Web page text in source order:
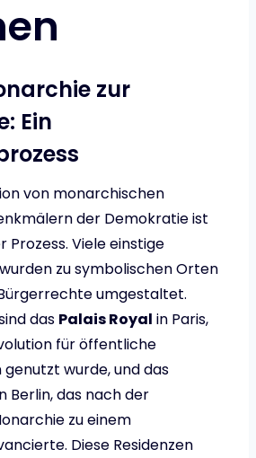
zur
Ein
von monarchischen
der Demokratie ist
Prozess. Viele einstige
zu symbolischen Orten
umgestaltet.
das Palais Royal in Paris,
für öffentliche
wurde, und das
Berlin, das nach der
zu einem
Diese Residenzen